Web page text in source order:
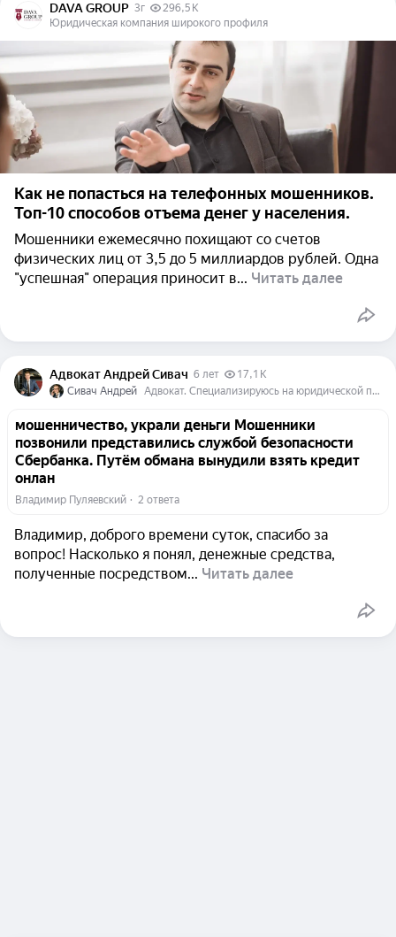
DAVA GROUP 3г
296,5 K
Юридическая компания широкого профиля
Как не попасться на телефонных мошенников.
Топ-10 способов отъема денег у населения.
Мошенники ежемесячно похищают со счетов
физических лиц от 3,5 до 5 миллиардов рублей. Одна
"успешная" операция приносит в... Читать далее
Адвокат Андрей Сивач 6 лет
17,1 K
Сивач Андрей
Адвокат. Специализируюсь на юридической помощи и защите в уголовных делах по экономическим и должностным преступлениям.
мошенничество, украли деньги Мошенники
позвонили представились службой безопасности
Сбербанка. Путём обмана вынудили взять кредит
онлан
Владимир Пуляевский · 2 ответа
Владимир, доброго времени суток, спасибо за
вопрос! Насколько я понял, денежные средства,
полученные посредством... Читать далее